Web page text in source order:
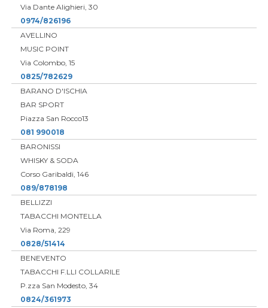
Via Dante Alighieri, 30
0974/826196
AVELLINO
MUSIC POINT
Via Colombo, 15
0825/782629
BARANO D'ISCHIA
BAR SPORT
Piazza San Rocco13
081 990018
BARONISSI
WHISKY & SODA
Corso Garibaldi, 146
089/878198
BELLIZZI
TABACCHI MONTELLA
Via Roma, 229
0828/51414
BENEVENTO
TABACCHI F.LLI COLLARILE
P.zza San Modesto, 34
0824/361973